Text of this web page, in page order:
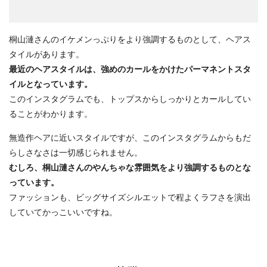
桐山漣さんのイケメンっぷりをより強調するものとして、ヘアス
タイルがあります。
最近のヘアスタイルは、強めのカールをかけたパーマネントスタ
イルとなっています。
このインスタグラムでも、トップスからしっかりとカールしてい
ることがわかります。
無造作ヘアに近いスタイルですが、このインスタグラムからもだ
らしさなさは一切感じられません。
むしろ、桐山漣さんのやんちゃな雰囲気をより強調するものとな
っています。
ファッションも、ビッグサイズシルエットで程よくラフさを演出
していてかっこいいですね。